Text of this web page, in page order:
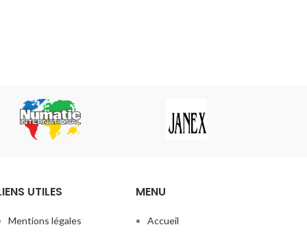
UTILES
Mentions légales
MENU
Accueil